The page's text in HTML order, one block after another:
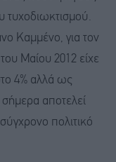
τυχοδιωκτισμού.
Καμμένο, για τον
Μαίου 2012 είχε
4% αλλά ως
σήμερα αποτελεί
πολιτικό